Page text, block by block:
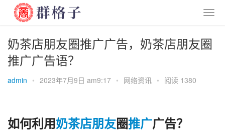
奶茶店朋友圈推广广告，奶茶店朋友圈
推广广告语？
admin • 2023年7月9日 am9:17 • 网络资讯 • 阅读 1380
如何利用奶茶店朋友圈推广广告？